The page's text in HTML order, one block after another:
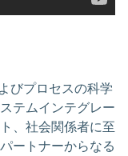
びプロセスの科学
テムインテグレー
、社会関係者に至
ートナーからなる